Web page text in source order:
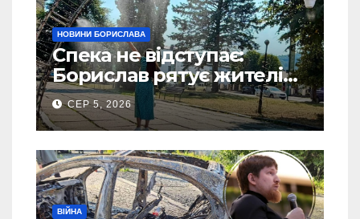
НОВИНИ БОРИСЛАВА
Спека не відступає:
Борислав рятує жителів
від рекордної спеки
(Фото)
СЕР 5, 2026
ВІЙНА